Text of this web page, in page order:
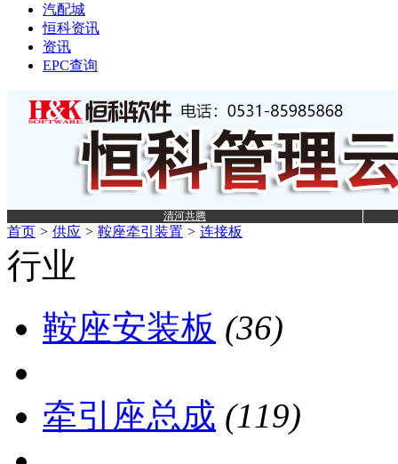
汽配城
恒科资讯
资讯
EPC查询
清河共腾
首页 > 供应 > 鞍座牵引装置 > 连接板
行业
鞍座安装板 (36)
牵引座总成 (119)